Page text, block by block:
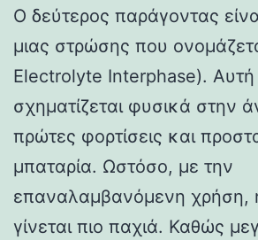
Ο δεύτερος παράγοντας
μιας στρώσης που
Electrolyte Interphase).
σχηματίζεται φυσικά στην
πρώτες φορτίσεις και
μπαταρία. Ωστόσο, με την
επαναλαμβανόμενη χρήση,
γίνεται πιο παχιά. Καθώς